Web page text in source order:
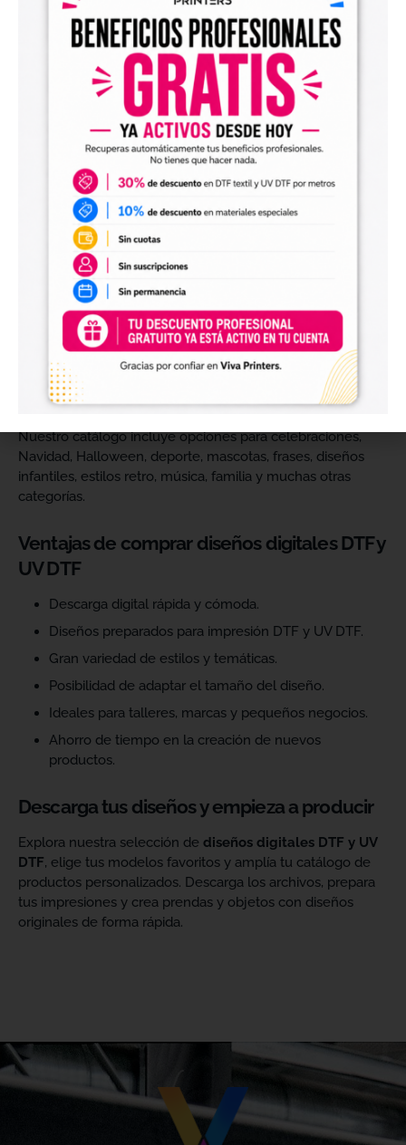
Diseños digitales para impresión UV DTF
También encontrarás diseños digitales para UV DTF
perfectos para personalizar vasos, botellas, termos, cajas,
envases, artículos promocionales y otras superficies rígidas
Estos diseños permiten incorporar nuevas opciones a tu
catálogo de personalización de objetos y preparar
producciones propias utilizando tu impresora UV DTF o tu
proveedor habitual de impresión.
Archivos digitales para negocios de
personalización
Comprar diseños digitales es una solución práctica para
profesionales que quieren ahorrar tiempo, renovar su
catálogo y ofrecer más variedad de productos a sus
clientes. Podrás escoger diseños de diferentes estilos,
temáticas, temporadas y públicos.
Nuestro catálogo incluye opciones para celebraciones,
Navidad, Halloween, deporte, mascotas, frases, diseños
infantiles, estilos retro, música, familia y muchas otras
categorías.
Ventajas de comprar diseños digitales DTF y
UV DTF
Descarga digital rápida y cómoda.
Diseños preparados para impresión DTF y UV DTF.
Gran variedad de estilos y temáticas.
Posibilidad de adaptar el tamaño del diseño.
Ideales para talleres, marcas y pequeños negocios.
Ahorro de tiempo en la creación de nuevos
productos.
Descarga tus diseños y empieza a producir
Explora nuestra selección de diseños digitales DTF y UV
DTF, elige tus modelos favoritos y amplía tu catálogo de
productos personalizados. Descarga los archivos, prepara
tus impresiones y crea prendas y objetos con diseños
originales de forma rápida.